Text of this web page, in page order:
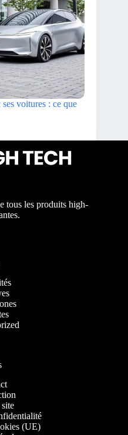
voitures : ce que
tous les produits high-
(UE)